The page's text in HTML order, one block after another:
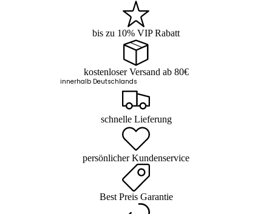
bis zu 10% VIP Rabatt
kostenloser Versand ab 80€
innerhalb Deutschlands
schnelle Lieferung
persönlicher Kundenservice
Best Preis Garantie